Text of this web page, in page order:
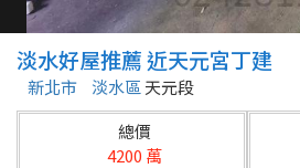
縣市
不限
台北市
區域
淡水好屋推薦 近天元宮丁建
新北市 淡水區 天元段
總價
4200 萬